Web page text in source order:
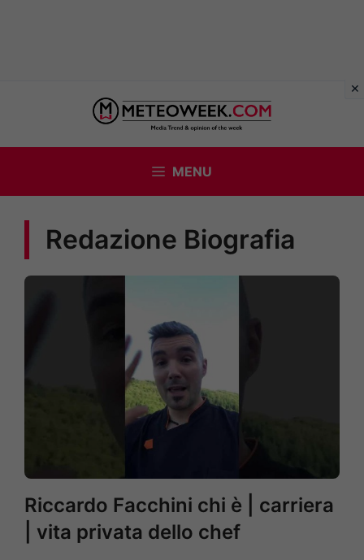
contenuto
MENU
Redazione Biografia
Riccardo Facchini chi è | carriera
| vita privata dello chef